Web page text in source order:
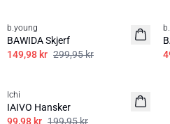
b.young
BAWIDA Skjerf
149,98 kr 299,95 kr
Ichi
IAIVO Hansker
99,98 kr 199,95 kr